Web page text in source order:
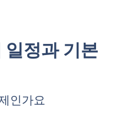
일정과 기본
인가요